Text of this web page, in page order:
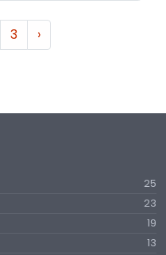
3 ›
25
23
19
13